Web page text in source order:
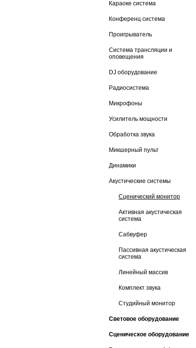
Караоке система
Конференц система
Проигрыватель
Система трансляции и
оповещения
DJ оборудование
Радиосистема
Микрофоны
Усилитель мощности
Обработка звука
Микшерный пульт
Динамики
Акустические системы
Сценический монитор
Активная акустическая
система
Сабвуфер
Пассивная акустическая
система
Линейный массив
Комплект звука
Студийный монитор
Световое оборудование
Сценическое оборудование